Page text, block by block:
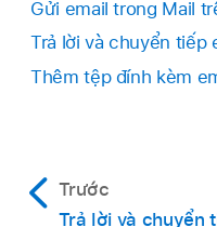
Gửi email trong Mail
Trả lời và chuyển tiếp
Thêm tệp đính kèm
Trước
Trả lời và chuyển